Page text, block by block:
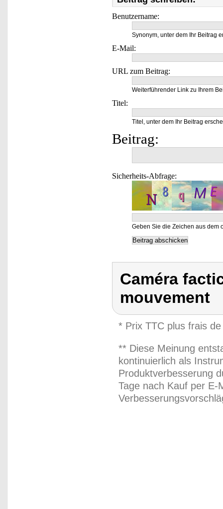
Benutzername:
Synonym, unter dem Ihr Beitrag
E-Mail:
URL zum Beitrag:
Weiterführender Link zu Ihrem
Titel:
Titel, unter dem Ihr Beitrag
Beitrag:
Sicherheits-Abfrage:
Geben Sie die Zeichen aus dem
Caméra
mouvement
* Prix TTC plus frais
** Diese Meinung
kontinuierlich als
Produktverbesserung
Tage nach Kauf per E-